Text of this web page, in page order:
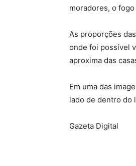
moradores, o
As proporções
onde foi possível
aproxima das
Em uma das
lado de dentro do
Gazeta Digital